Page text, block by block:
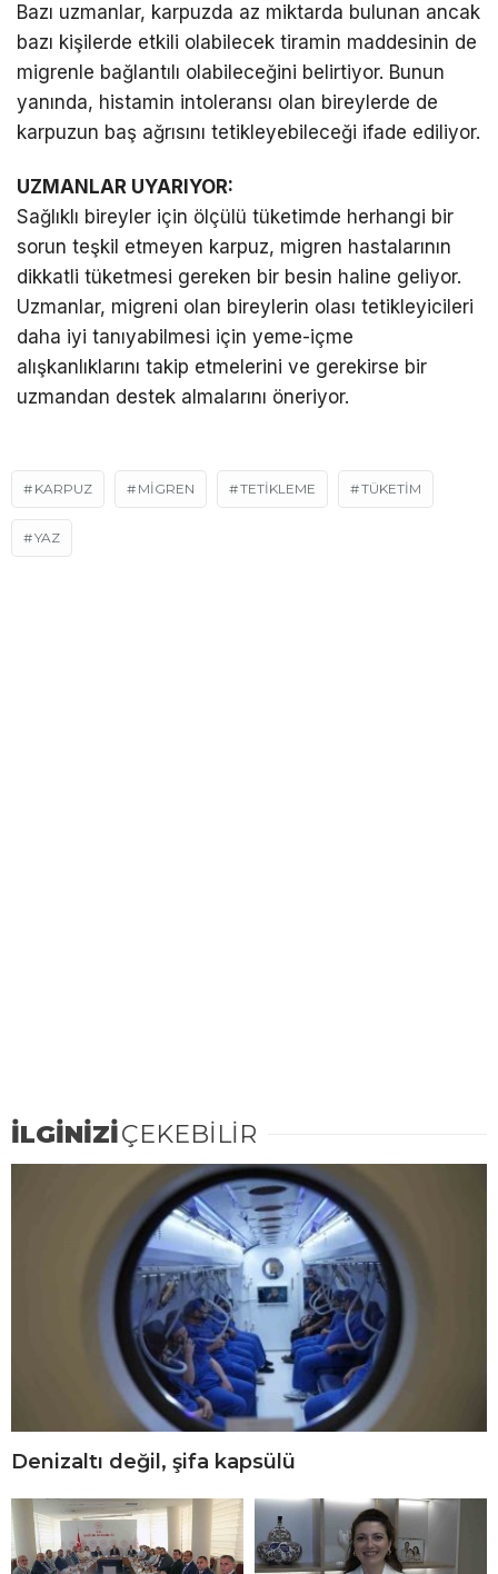
Bazı uzmanlar, karpuzda az miktarda bulunan ancak
bazı kişilerde etkili olabilecek tiramin maddesinin de
migrenle bağlantılı olabileceğini belirtiyor. Bunun
yanında, histamin intoleransı olan bireylerde de
karpuzun baş ağrısını tetikleyebileceği ifade ediliyor.
UZMANLAR UYARIYOR:
Sağlıklı bireyler için ölçülü tüketimde herhangi bir
sorun teşkil etmeyen karpuz, migren hastalarının
dikkatli tüketmesi gereken bir besin haline geliyor.
Uzmanlar, migreni olan bireylerin olası tetikleyicileri
daha iyi tanıyabilmesi için yeme-içme
alışkanlıklarını takip etmelerini ve gerekirse bir
uzmandan destek almalarını öneriyor.
KARPUZ MİGREN TETİKLEME TÜKETİM
YAZ
İLGİNİZİÇEKEBİLİR
Denizaltı değil, şifa kapsülü